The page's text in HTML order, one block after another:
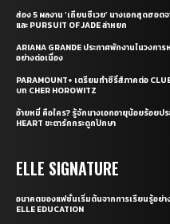
ส่อง 5 ผลงาน ‘เถียนซีเวย’ นางเอกสุดฮอต
และ PURSUIT OF JADE ล่าหยก
ARIANA GRANDE ประกาศพักงานในวงกา
อย่างต่อเนื่อง
PARAMOUNT+ เตรียมทำซีรี่ส์ภาคต่อ
บท CHER HOROWITZ
อ้ายหมี่ คือใคร? รู้จักนางเอกอายุน้อยร้อยป
HEART ชะตารักกระดูกปักษา
ELLE SIGNATURE
อนาคตของแฟชั่นเริ่มต้นจากการเรียนรู้อย่า
ELLE EDUCATION